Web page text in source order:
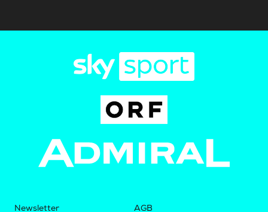
Newsletter AGB